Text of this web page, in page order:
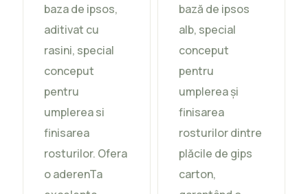
baza de ipsos,
aditivat cu
rasini, special
conceput
pentru
umplerea si
finisarea
rosturilor. Ofera
o aderenTa
bază de ipsos
alb, special
conceput
pentru
umplerea și
finisarea
rosturilor dintre
plăcile de gips
carton,